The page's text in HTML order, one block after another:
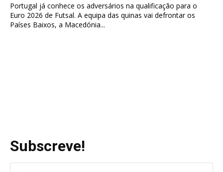
Portugal já conhece os adversários na qualificação para o
Euro 2026 de Futsal. A equipa das quinas vai defrontar os
Países Baixos, a Macedónia...
Subscreve!